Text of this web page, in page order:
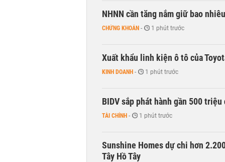
NHNN cần tăng nắm giữ bao
CHỨNG KHOÁN - 1 phút trước
Xuất khẩu linh kiện ô tô của
KINH DOANH - 1 phút trước
BIDV sắp phát hành gần 500
TÀI CHÍNH - 1 phút trước
Sunshine Homes dự chi hơn
Tây Hồ Tây